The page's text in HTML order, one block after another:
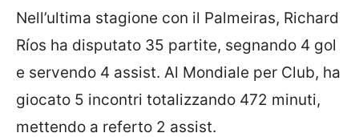
Nell’ultima stagione con il Palmeiras, Richard
Ríos ha disputato 35 partite, segnando 4 gol
e servendo 4 assist. Al Mondiale per Club, ha
giocato 5 incontri totalizzando 472 minuti,
mettendo a referto 2 assist.